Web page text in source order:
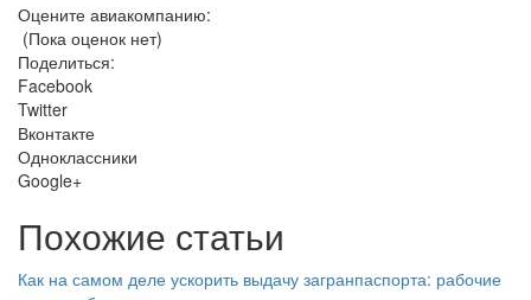
Оцените авиакомпанию:
(Пока оценок нет)
Поделиться:
Facebook
Twitter
Вконтакте
Одноклассники
Google+
Похожие статьи
Как на самом деле ускорить выдачу загранпаспорта: рабочие